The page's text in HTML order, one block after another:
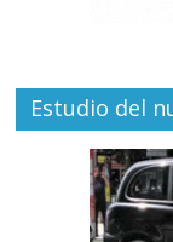
Estudio del